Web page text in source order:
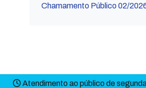
Chamamento Público 02/
Atendimento ao público de